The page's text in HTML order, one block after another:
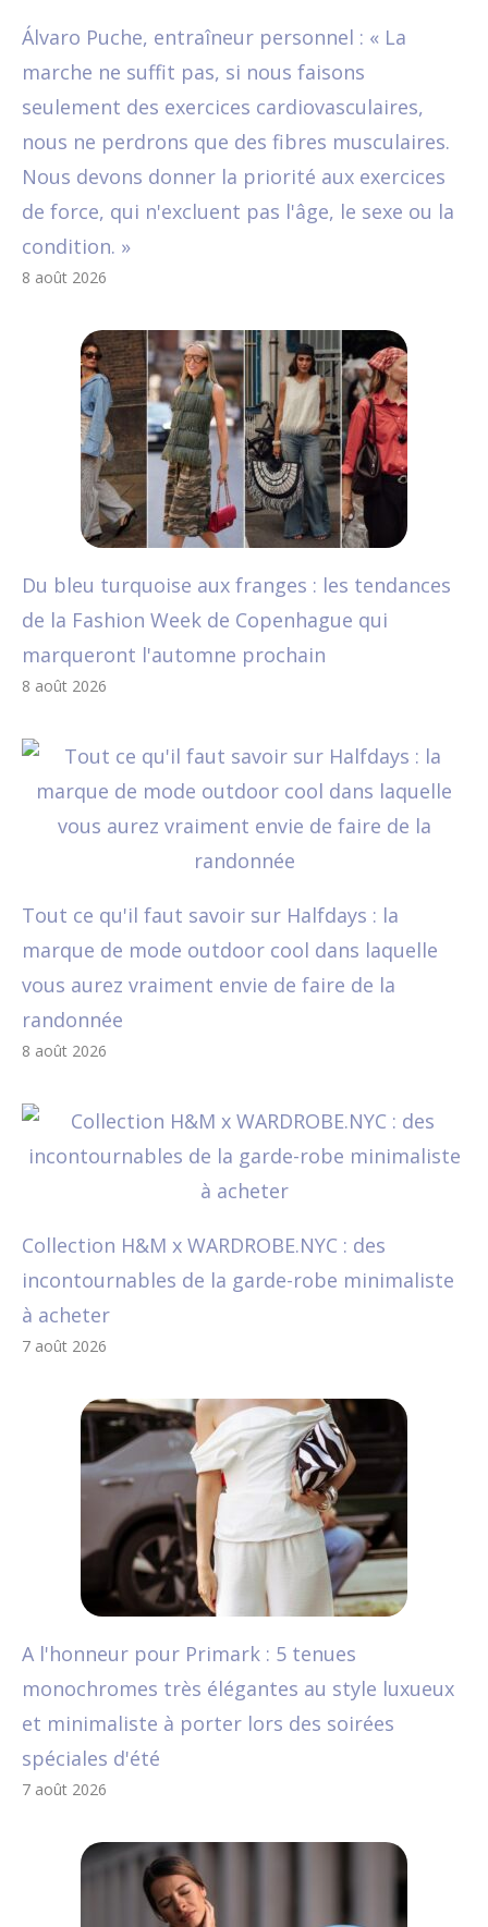
Álvaro Puche, entraîneur personnel : « La
marche ne suffit pas, si nous faisons
seulement des exercices cardiovasculaires,
nous ne perdrons que des fibres musculaires.
Nous devons donner la priorité aux exercices
de force, qui n'excluent pas l'âge, le sexe ou la
condition. »
8 août 2026
Du bleu turquoise aux franges : les tendances
de la Fashion Week de Copenhague qui
marqueront l'automne prochain
8 août 2026
Tout ce qu'il faut savoir sur Halfdays : la
marque de mode outdoor cool dans laquelle
vous aurez vraiment envie de faire de la
randonnée
8 août 2026
Collection H&M x WARDROBE.NYC : des
incontournables de la garde-robe minimaliste
à acheter
7 août 2026
A l'honneur pour Primark : 5 tenues
monochromes très élégantes au style luxueux
et minimaliste à porter lors des soirées
spéciales d'été
7 août 2026